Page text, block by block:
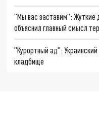
"Мы вас заставим": Жуткие
объяснил главный смысл
"Курортный ад":
кладбище